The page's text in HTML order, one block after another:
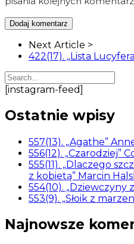
Article
Navigation
Next Article >
422(17). „Lista
[instagram-feed]
Ostatnie wpisy
557(13). „Agathe”
556(12). „Czarodziej”
555(11). „Dlaczego
z kobietą” Marcin
554(10). „Dziewczyny
553(9). „Słoik z
Najnowsze